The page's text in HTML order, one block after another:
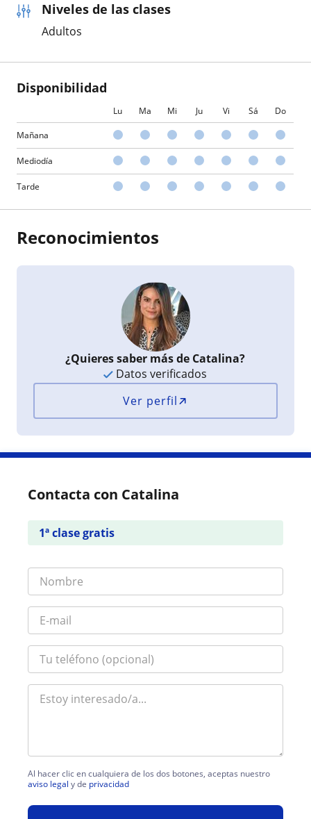
Niveles de las clases
Adultos
Disponibilidad
Lu Ma Mi Ju Vi Sá Do
Mañana
Mediodía
Tarde
Reconocimientos
¿Quieres saber más de Catalina?
Datos verificados
Ver perfil
Contacta con Catalina
1ª clase gratis
Al hacer clic en cualquiera de los dos botones, aceptas nuestro
aviso legal y de privacidad